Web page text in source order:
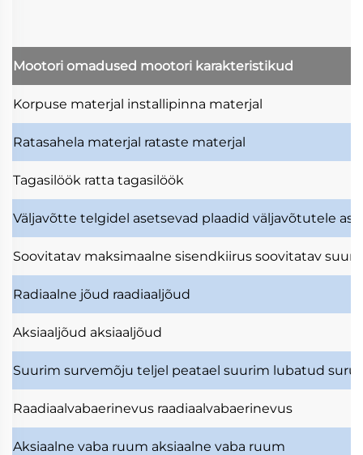
Mootori omadused mootori karakteristikud
Korpuse materjal installipinna materjal
Ratasahela materjal rataste materjal
Tagasilöök ratta tagasilöök
Väljavõtte telgidel asetsevad plaadid väljavõtutele
Soovitatav maksimaalne sisendkiirus soovitatav
Radiaalne jõud raadiaaljõud
Aksiaaljõud aksiaaljõud
Suurim survemõju teljel peatael suurim lubatud
Raadiaalvabaerinevus raadiaalvabaerinevus
Aksiaalne vaba ruum aksiaalne vaba ruum